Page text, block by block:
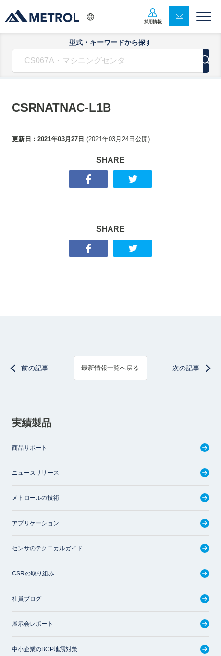
採用情報
型式・キーワードから探す
CSRNATNAC-L1B
更新日： 2021年03月27日 (2021年03月24日 公開)
SHARE
SHARE
前の記事 最新情報一覧へ戻る 次の記事
実績製品
商品サポート
ニュースリリース
メトロールの技術
アプリケーション
センサのテクニカルガイド
CSRの取り組み
社員ブログ
展示会レポート
中小企業のBCP地震対策